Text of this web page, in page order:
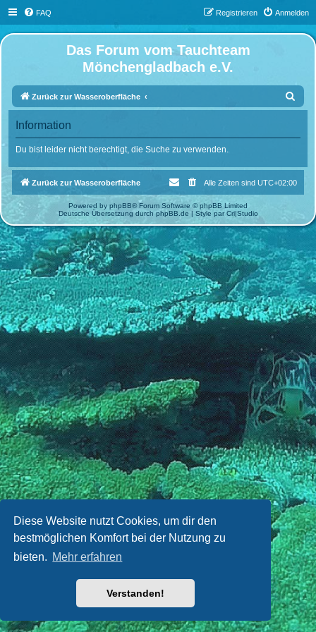
Diese Website nutzt Cookies, um dir den
bestmöglichen Komfort bei der Nutzung zu
bieten. Mehr erfahren
Verstanden!
FAQ Anmelden
Registrieren
Das Forum vom Tauchteam
Mönchengladbach e.V.
Zurück zur Wasseroberfläche
u
Information
Du bist leider nicht berechtigt, die Suche zu verwenden.
Zurück zur Wasseroberfläche Alle Zeiten sind UTC+02:00
Powered by phpBB® Forum Software © phpBB Limited
Deutsche Übersetzung durch phpBB.de | Style par Cri|Studio